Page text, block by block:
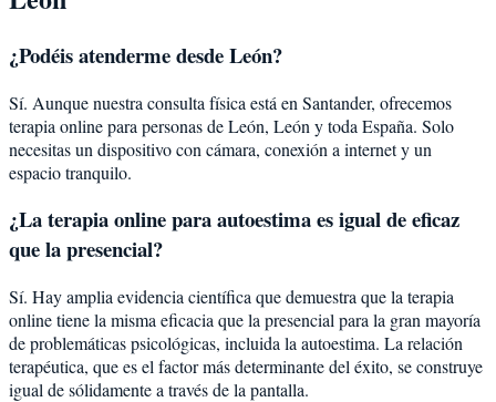
¿Podéis atenderme desdeLeón?
Sí. Aunque nuestra consulta física está en Santander, ofrecemos
terapia online para personas deLeón, León y toda España. Solo
necesitas un dispositivo con cámara, conexión a internet y un
espacio tranquilo.
¿La terapia online paraautoestimaes igual de eficaz
que la presencial?
Sí. Hay amplia evidencia científica que demuestra que la terapia
online tiene la misma eficacia que la presencial para la gran mayoría
de problemáticas psicológicas, incluida la autoestima. La relación
terapéutica, que es el factor más determinante del éxito, se construye
igual de sólidamente a través de la pantalla.